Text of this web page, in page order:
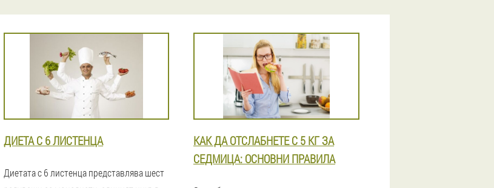
ДИЕТА С 6 ЛИСТЕНЦА
Диетата с 6 листенца представлява шест
КАК ДА ОТСЛАБНЕТЕ С 5 КГ ЗА
СЕДМИЦА: ОСНОВНИ ПРАВИЛА